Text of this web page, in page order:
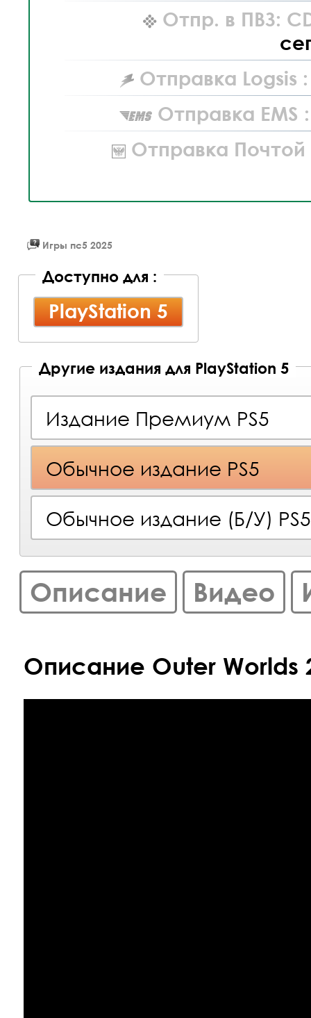
Отпр. в ПВЗ:
Отправка Logsis :
Отправка EMS :
Отправка Почтой
Игры пс5 2025
Доступно для :
PlayStation 5
Другие издания для PlayStation 5
Издание Премиум PS5
Обычное издание PS5
Обычное издание (Б/У) PS5
Описание Видео
Описание Outer Worlds